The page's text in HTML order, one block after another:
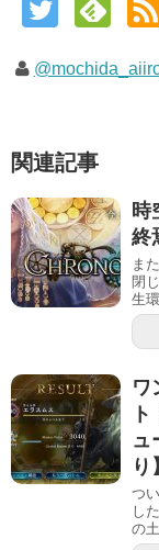
関連記事
時
終
ま
閉
生
ワ
ュ
り】
つ
し
の